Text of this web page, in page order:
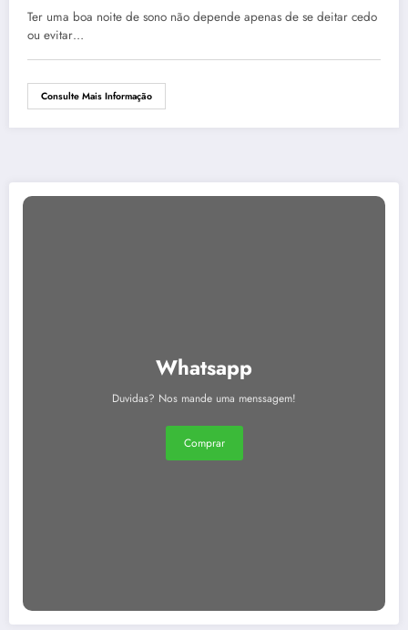
Ter uma boa noite de sono não depende apenas de se deitar cedo
ou evitar…
Consulte Mais Informação
Whatsapp
Duvidas? Nos mande uma menssagem!
Comprar